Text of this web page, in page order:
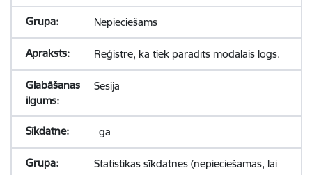
Nepieciešams
Reģistrē, ka tiek parādīts modālais logs.
Sesija
_ga
Statistikas sīkdatnes (nepieciešamas, lai